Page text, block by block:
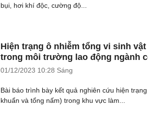
bụi, hơi khí độc, cường độ...
Hiện trạng ô nhiễm tổng vi sinh
trong môi trường lao động ngành
01/12/2023 10:28 Sáng
Bài báo trình bày kết quả nghiên cứu hiện
khuẩn và tổng nấm) trong khu vực làm...